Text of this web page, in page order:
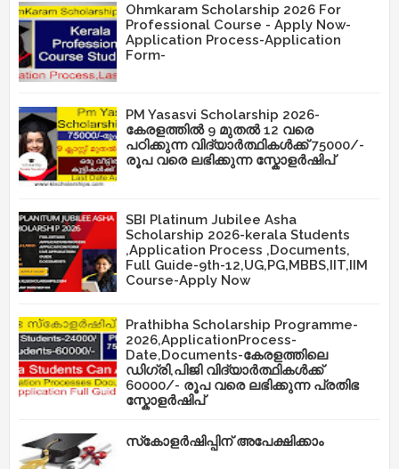
Ohmkaram Scholarship 2026 For
Professional Course - Apply Now-
Application Process-Application
Form-
PM Yasasvi Scholarship 2026-
കേരളത്തിൽ 9 മുതൽ 12 വരെ
പഠിക്കുന്ന വിദ്യാർത്ഥികൾക്ക് 75000/-
രൂപ വരെ ലഭിക്കുന്ന സ്കോളർഷിപ്
SBI Platinum Jubilee Asha
Scholarship 2026-kerala Students
,Application Process ,Documents,
Full Guide-9th-12,UG,PG,MBBS,IIT,IIM
Course-Apply Now
Prathibha Scholarship Programme-
2026,ApplicationProcess-
Date,Documents-കേരളത്തിലെ
ഡിഗ്രി,പിജി വിദ്യാർത്ഥികൾക്ക്
60000/- രൂപ വരെ ലഭിക്കുന്ന പ്രതിഭ
സ്കോളർഷിപ്
സ്‌കോളർഷിപ്പിന് അപേക്ഷിക്കാം